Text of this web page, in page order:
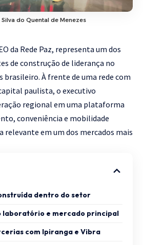
do Quental de Menezes
da Rede Paz, representa um dos
de construção de liderança no
brasileiro. À frente de uma rede com
paulista, o executivo
regional em uma plataforma
conveniência e mobilidade
relevante em um dos mercados mais
dentro do setor
laboratório e mercado principal
com Ipiranga e Vibra